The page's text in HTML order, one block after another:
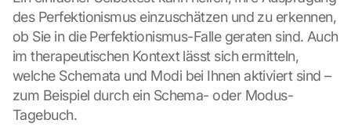
des Perfektionismus einzuschätzen und zu erkennen,
ob Sie in die Perfektionismus-Falle geraten sind. Auch
im therapeutischen Kontext lässt sich ermitteln,
welche Schemata und Modi bei Ihnen aktiviert sind –
zum Beispiel durch ein Schema- oder Modus-
Tagebuch.